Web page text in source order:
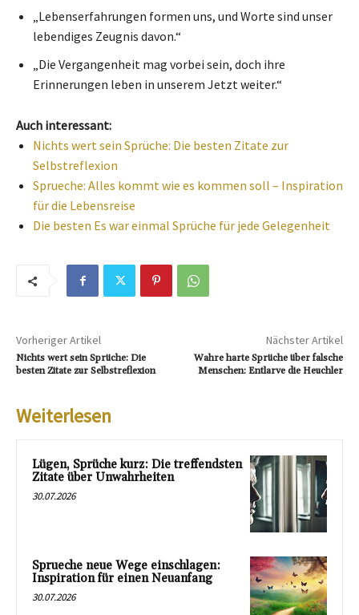
„Lebenserfahrungen formen uns, und Worte sind unser
lebendiges Zeugnis davon.“
„Die Vergangenheit mag vorbei sein, doch ihre
Erinnerungen leben in unserem Jetzt weiter.“
Auch interessant:
Nichts wert sein Sprüche: Die besten Zitate zur
Selbstreflexion
Sprueche: Alles kommt wie es kommen soll – Inspiration
für die Lebensreise
Die besten Es war einmal Sprüche für jede Gelegenheit
Vorheriger Artikel
Nichts wert sein Sprüche: Die
besten Zitate zur Selbstreflexion
Nächster Artikel
Wahre harte Sprüche über falsche
Menschen: Entlarve die Heuchler
Weiterlesen
Lügen, Sprüche kurz: Die treffendsten
Zitate über Unwahrheiten
30.07.2026
Sprueche neue Wege einschlagen:
Inspiration für einen Neuanfang
30.07.2026